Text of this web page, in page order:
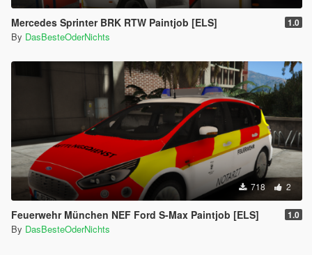
Mercedes Sprinter BRK RTW Paintjob [ELS] 1.0
By DasBesteOderNichts
718 2
Feuerwehr München NEF Ford S-Max Paintjob [ELS] 1.0
By DasBesteOderNichts